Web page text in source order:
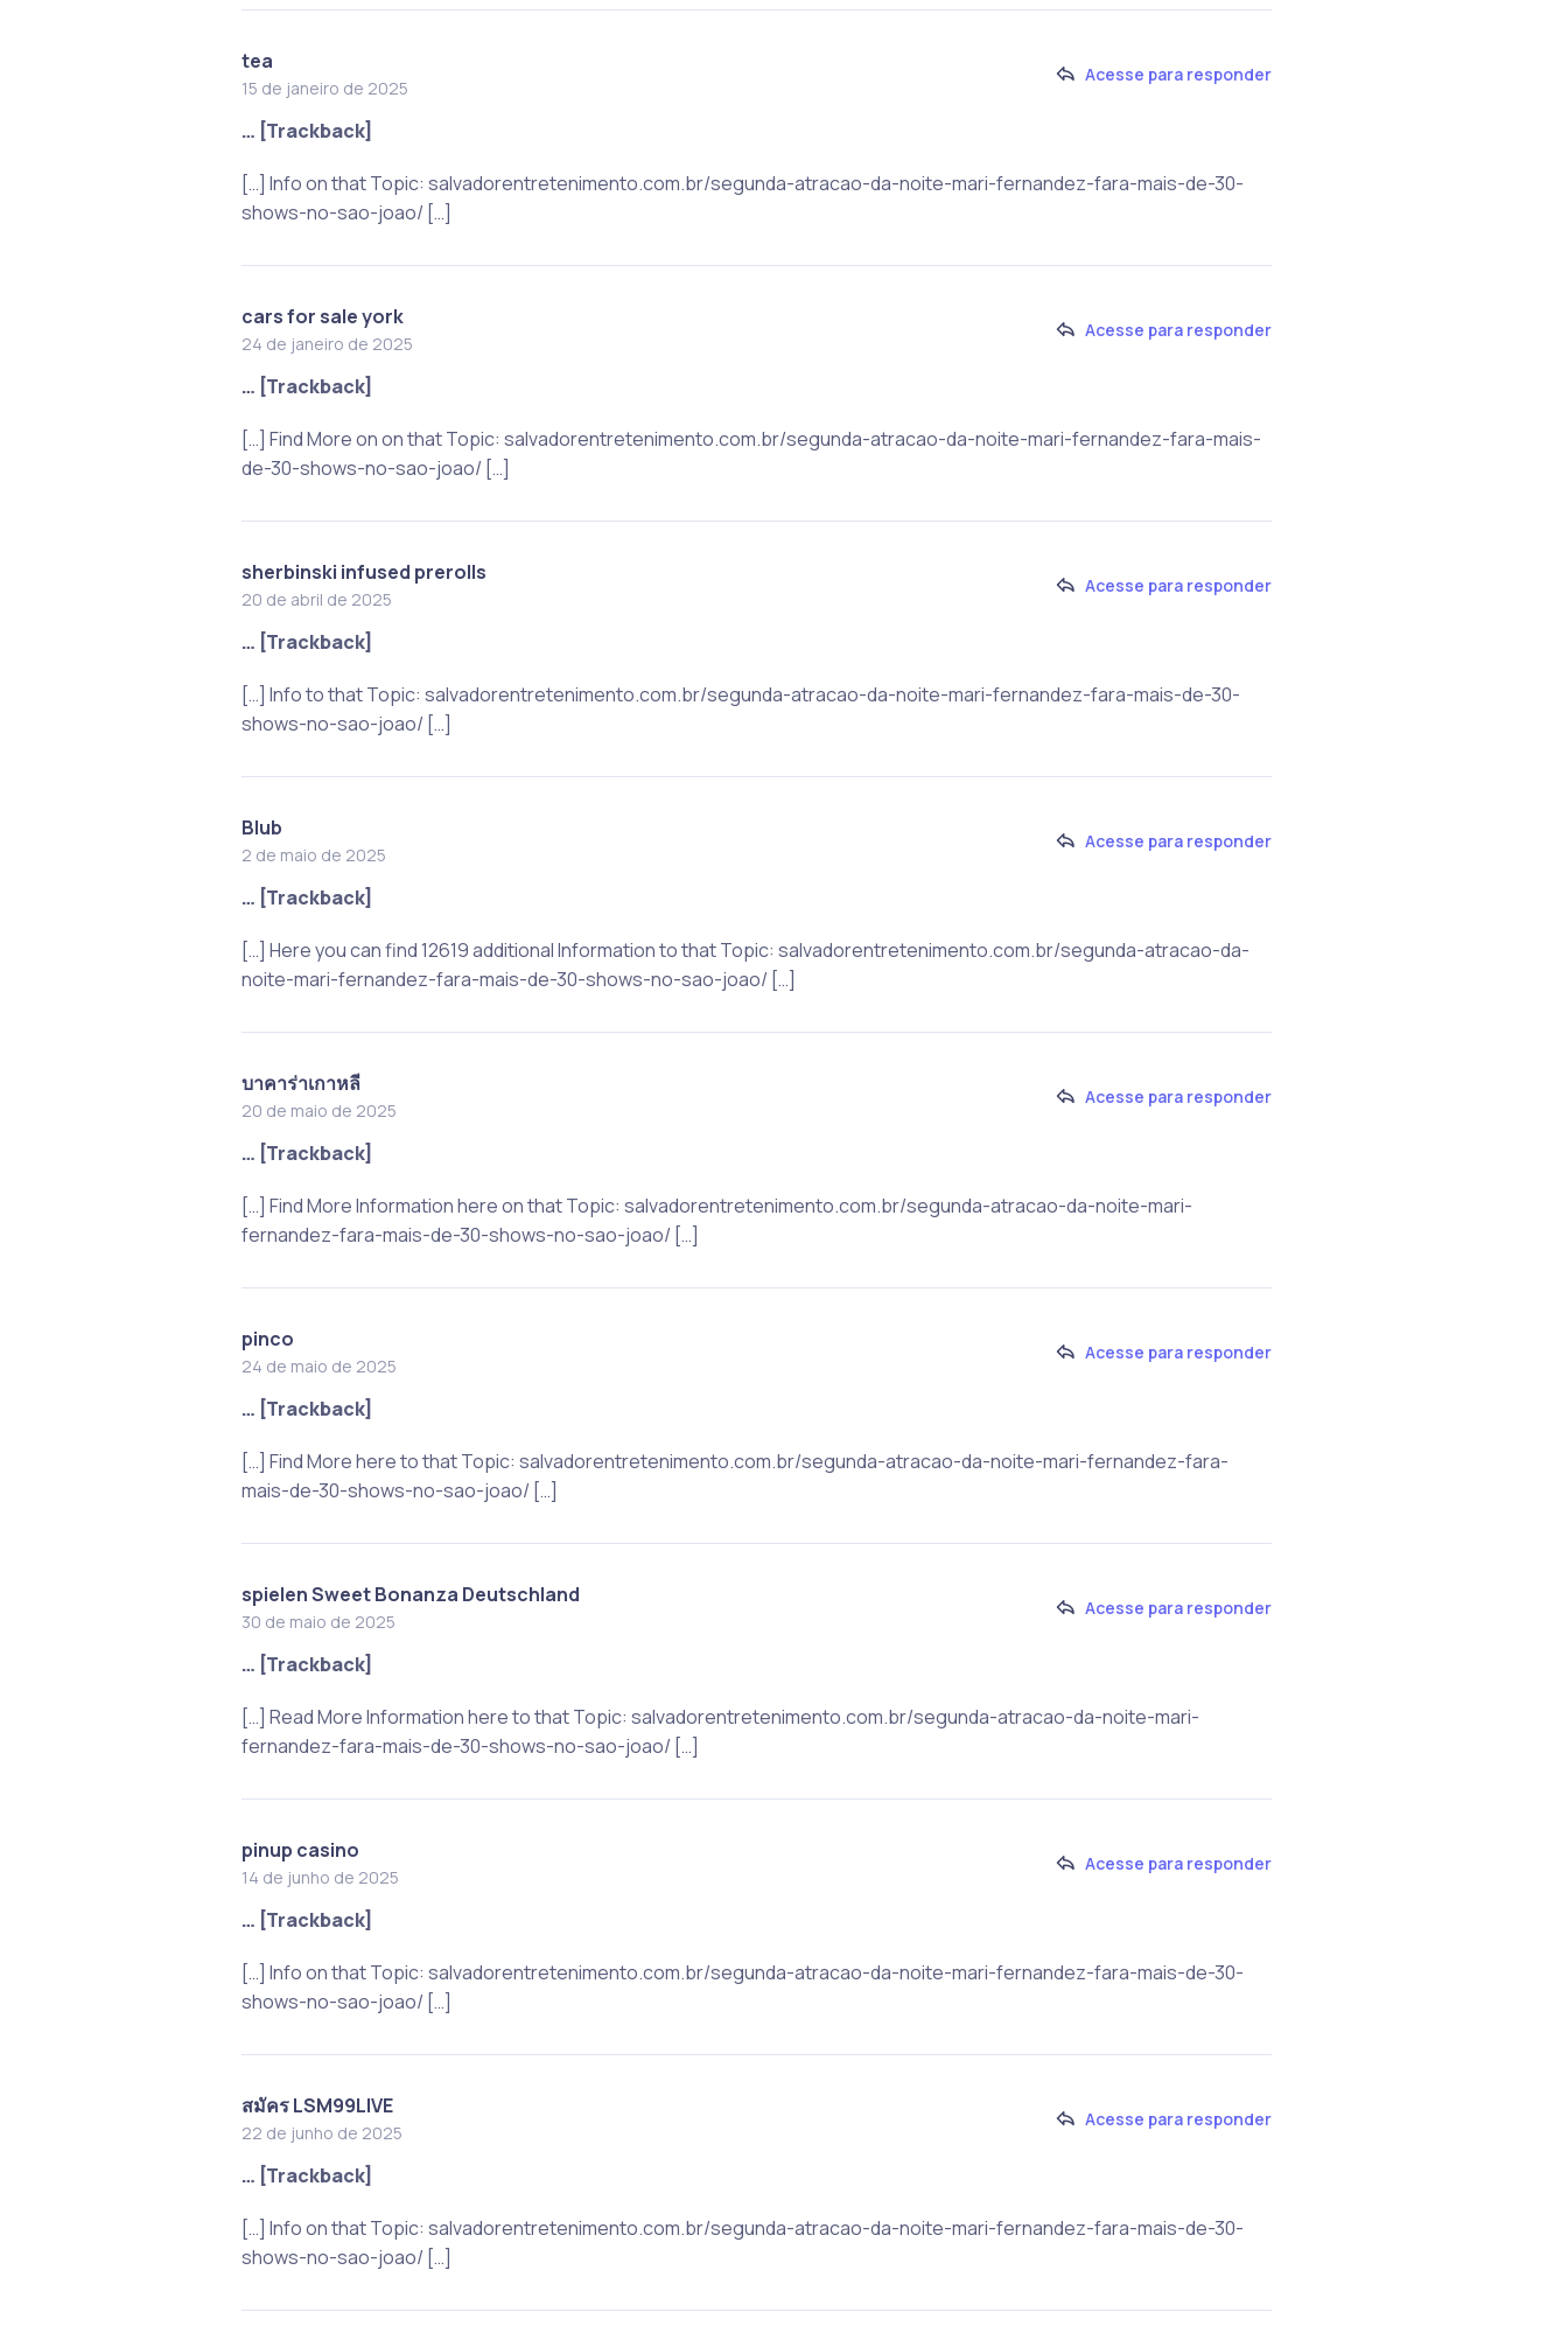
tea
15 de janeiro de 2025
Acesse para responder
… [Trackback]
[…] Info on that Topic: salvadorentretenimento.com.br/segunda-atracao-da-noite-mari-fernandez-fara-mais-de-30-
shows-no-sao-joao/ […]
cars for sale york
24 de janeiro de 2025
Acesse para responder
… [Trackback]
[…] Find More on on that Topic: salvadorentretenimento.com.br/segunda-atracao-da-noite-mari-fernandez-fara-mais-
de-30-shows-no-sao-joao/ […]
sherbinski infused prerolls
20 de abril de 2025
Acesse para responder
… [Trackback]
[…] Info to that Topic: salvadorentretenimento.com.br/segunda-atracao-da-noite-mari-fernandez-fara-mais-de-30-
shows-no-sao-joao/ […]
Blub
2 de maio de 2025
Acesse para responder
… [Trackback]
[…] Here you can find 12619 additional Information to that Topic: salvadorentretenimento.com.br/segunda-atracao-da-
noite-mari-fernandez-fara-mais-de-30-shows-no-sao-joao/ […]
บาคาร่าเกาหลี
20 de maio de 2025
Acesse para responder
… [Trackback]
[…] Find More Information here on that Topic: salvadorentretenimento.com.br/segunda-atracao-da-noite-mari-
fernandez-fara-mais-de-30-shows-no-sao-joao/ […]
pinco
24 de maio de 2025
Acesse para responder
… [Trackback]
[…] Find More here to that Topic: salvadorentretenimento.com.br/segunda-atracao-da-noite-mari-fernandez-fara-
mais-de-30-shows-no-sao-joao/ […]
spielen Sweet Bonanza Deutschland
30 de maio de 2025
Acesse para responder
… [Trackback]
[…] Read More Information here to that Topic: salvadorentretenimento.com.br/segunda-atracao-da-noite-mari-
fernandez-fara-mais-de-30-shows-no-sao-joao/ […]
pinup casino
14 de junho de 2025
Acesse para responder
… [Trackback]
[…] Info on that Topic: salvadorentretenimento.com.br/segunda-atracao-da-noite-mari-fernandez-fara-mais-de-30-
shows-no-sao-joao/ […]
สมัคร LSM99LIVE
22 de junho de 2025
Acesse para responder
… [Trackback]
[…] Info on that Topic: salvadorentretenimento.com.br/segunda-atracao-da-noite-mari-fernandez-fara-mais-de-30-
shows-no-sao-joao/ […]